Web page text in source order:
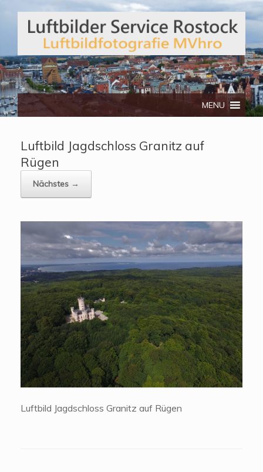
Telefon: 0172/3134512
MENU
Luftbild Jagdschloss Granitz auf
Rügen
Nächstes →
Luftbild Jagdschloss Granitz auf Rügen